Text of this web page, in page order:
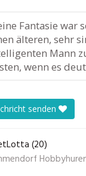
Fantasie war
älteren, sehr
Mann
wenn es
senden
(20)